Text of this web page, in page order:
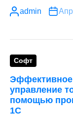
admin
Софт
Эффективное
управление
помощью
1С